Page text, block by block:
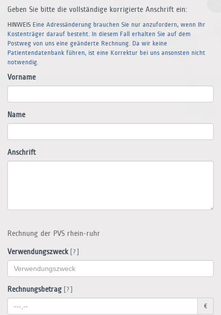
Geben Sie bitte die vollständige korrigierte Anschrift ein:
HINWEIS Eine Adressänderung brauchen Sie nur anzufordern, wenn Ihr
Kostenträger darauf besteht. In diesem Fall erhalten Sie auf dem
Postweg von uns eine geänderte Rechnung. Da wir keine
Patientendatenbank führen, ist eine Korrektur bei uns ansonsten nicht
notwendig.
Vorname
Name
Anschrift
Rechnung der PVS rhein-ruhr
Verwendungszweck [?]
Rechnungsbetrag [?]
€